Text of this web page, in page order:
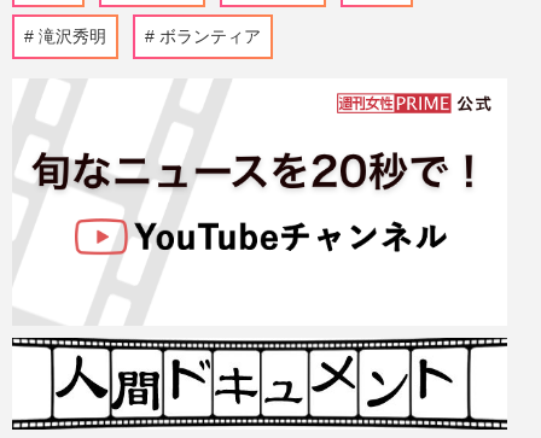
滝沢秀明 ボランティア